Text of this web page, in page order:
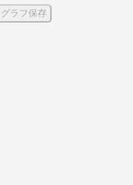
グラフ保存